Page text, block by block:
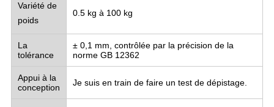
Variété de
poids
0.5 kg à 100 kg
La
tolérance
± 0,1 mm, contrôlée par la précision de la
norme GB 12362
Appui à la
conception
Je suis en train de faire un test de dépistage.